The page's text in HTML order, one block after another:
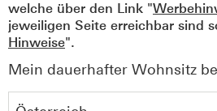
welche über den Link "
jeweiligen Seite erreichbar sind
Hinweise".
Mein dauerhafter Wohnsitz